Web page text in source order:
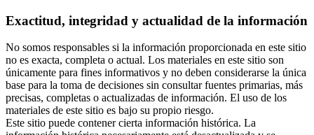
Exactitud, integridad y actualidad de la información
No somos responsables si la información proporcionada en este sitio
no es exacta, completa o actual. Los materiales en este sitio son
únicamente para fines informativos y no deben considerarse la única
base para la toma de decisiones sin consultar fuentes primarias, más
precisas, completas o actualizadas de información. El uso de los
materiales de este sitio es bajo su propio riesgo.
Este sitio puede contener cierta información histórica. La